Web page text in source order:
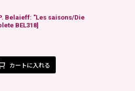
Belaieff: "Les saisons/Die
BEL318]
カートに入れる